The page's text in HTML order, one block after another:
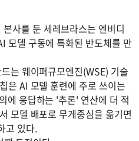
사를 둔 세레브라스는 엔비디
모델 구동에 특화된 반도체를 만
는 웨이퍼규모엔진(WSE) 기술
은 AI 모델 훈련에 주로 쓰이는
에 응답하는 '추론' 연산에 더 적
모델 배포로 무게중심을 옮기면
고 있다.